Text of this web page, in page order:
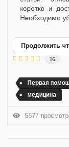
коротко и
Необходимо
Продолжить
16
Первая
медицина
5677